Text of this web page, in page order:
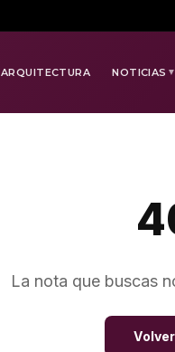
ARQUITECTURA NOTICIAS ▼
La nota que buscas